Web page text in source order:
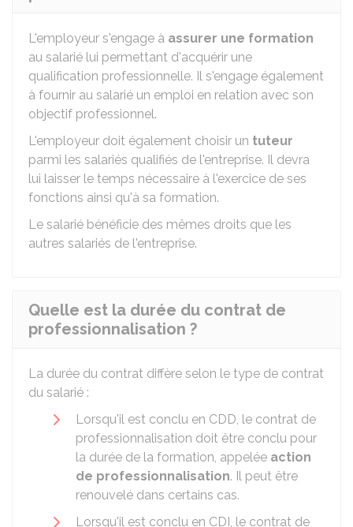
L'employeur s'engage à assurer une formation
au salarié lui permettant d'acquérir une
qualification professionnelle. Il s'engage également
à fournir au salarié un emploi en relation avec son
objectif professionnel.
L'employeur doit également choisir un tuteur
parmi les salariés qualifiés de l'entreprise. Il devra
lui laisser le temps nécessaire à l'exercice de ses
fonctions ainsi qu'à sa formation.
Le salarié bénéficie des mêmes droits que les
autres salariés de l'entreprise.
Quelle est la durée du contrat de
professionnalisation ?
La durée du contrat diffère selon le type de contrat
du salarié :
Lorsqu'il est conclu en CDD, le contrat de
professionnalisation doit être conclu pour
la durée de la formation, appelée action
de professionnalisation. Il peut être
renouvelé dans certains cas.
Lorsqu'il est conclu en CDI, le contrat de